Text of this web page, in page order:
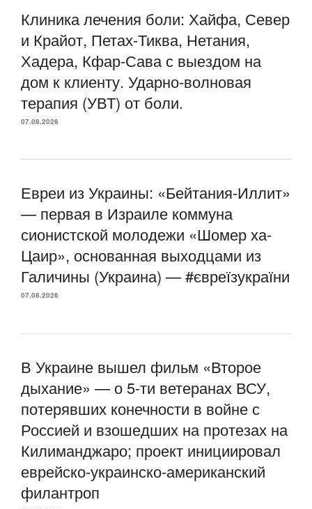
Клиника лечения боли: Хайфа, Север
и Крайот, Петах-Тиква, Нетания,
Хадера, Кфар-Сава с выездом на
дом к клиенту. Ударно-волновая
терапия (УВТ) от боли.
07.08.2026
Евреи из Украины: «Бейтания-Иллит»
— первая в Израиле коммуна
сионистской молодежи «Шомер ха-
Цаир», основанная выходцами из
Галичины (Украина) — #євреїзукраїни
07.08.2026
В Украине вышел фильм «Второе
дыхание» — о 5-ти ветеранах ВСУ,
потерявших конечности в войне с
Россией и взошедших на протезах на
Килиманджаро; проект инициировал
еврейско-украинско-американский
филантроп